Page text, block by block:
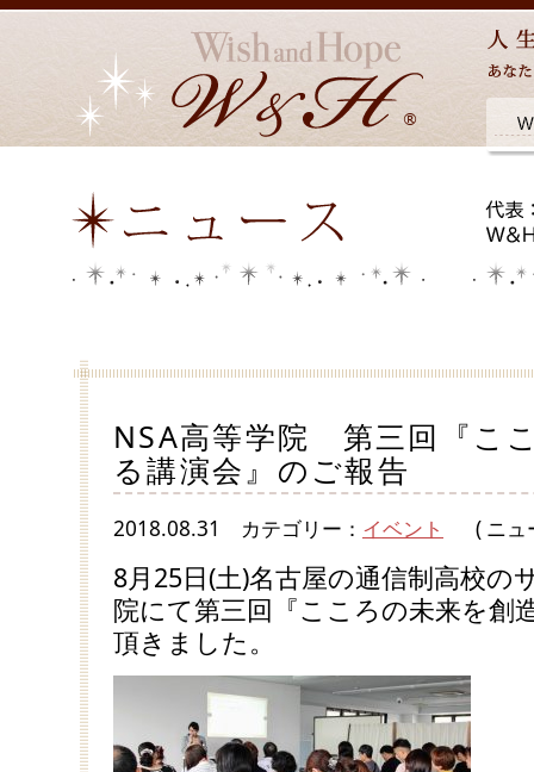
NSA高等学院 第三回『こ
る講演会』のご報告
2018.08.31 カテゴリー： イベント ( ニュ
8月25日(土)名古屋の通信制高校の
院にて第三回『こころの未来を創
頂きました。